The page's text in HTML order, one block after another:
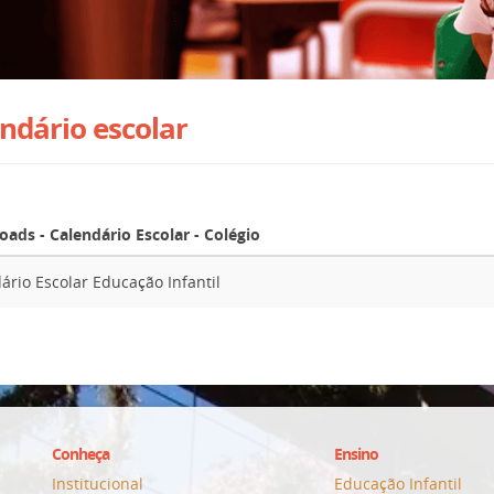
escolar
- Calendário Escolar - Colégio
Escolar Educação Infantil
Conheça
Institucional
Ensino
Educação Infantil